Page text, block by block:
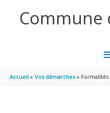
Commune
Accueil Vos démarches